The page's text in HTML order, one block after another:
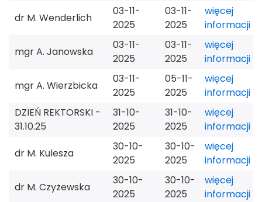
dr M. Wenderlich
03-11-
2025
03-11-
2025
więcej
informacji
mgr A. Janowska
03-11-
2025
03-11-
2025
więcej
informacji
mgr A. Wierzbicka
03-11-
2025
05-11-
2025
więcej
informacji
DZIEŃ REKTORSKI -
31.10.25
31-10-
2025
31-10-
2025
więcej
informacji
dr M. Kulesza
30-10-
2025
30-10-
2025
więcej
informacji
dr M. Czyżewska
30-10-
2025
30-10-
2025
więcej
informacji